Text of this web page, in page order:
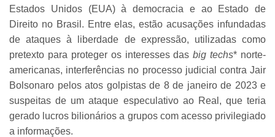
Estados Unidos (EUA) à democracia e ao Estado de
Direito no Brasil. Entre elas, estão acusações infundadas
de ataques à liberdade de expressão, utilizadas como
pretexto para proteger os interesses dasbig techs* norte-
americanas, interferências no processo judicial contra Jair
Bolsonaro pelos atos golpistas de 8 de janeiro de 2023 e
suspeitas de um ataque especulativo ao Real, que teria
gerado lucros bilionários a grupos com acesso privilegiado
a informações.